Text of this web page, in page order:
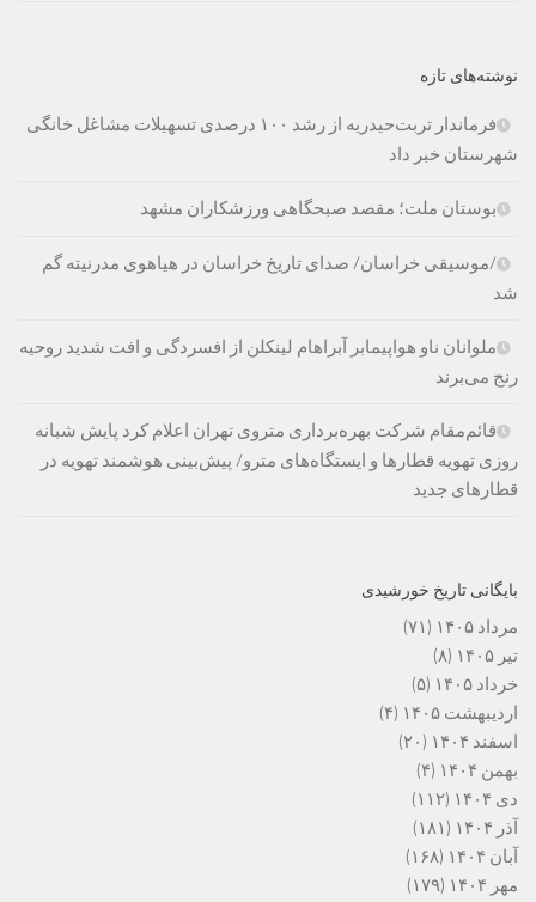
نوشته‌های تازه
فرماندار تربت‌حیدریه از رشد ۱۰۰ درصدی تسهیلات مشاغل خانگی
شهرستان خبر داد
بوستان ملت؛ مقصد صبحگاهی ورزشکاران مشهد
/موسیقی خراسان/ صدای تاریخ خراسان در هیاهوی مدرنیته گم
شد
ملوانان ناو هواپیمابر آبراهام لینکلن از افسردگی و افت شدید روحیه
رنج می‌برند
قائم‌مقام شرکت بهره‌برداری متروی تهران اعلام کرد پایش شبانه
روزی تهویه قطارها و ایستگاه‌های مترو/ پیش‌بینی هوشمند تهویه در
قطارهای جدید
بایگانی تاریخ خورشیدی
مرداد ۱۴۰۵
(۷۱)
تیر ۱۴۰۵
(۸)
خرداد ۱۴۰۵
(۵)
اردیبهشت ۱۴۰۵
(۴)
اسفند ۱۴۰۴
(۲۰)
بهمن ۱۴۰۴
(۴)
دی ۱۴۰۴
(۱۱۲)
آذر ۱۴۰۴
(۱۸۱)
آبان ۱۴۰۴
(۱۶۸)
مهر ۱۴۰۴
(۱۷۹)